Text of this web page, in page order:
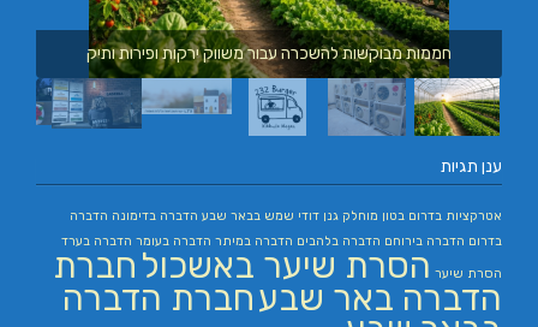
חממות מבוקשות להשכרה עבור משווק ירקות ופירות ותיק
ענן תגיות
אטרקציות בדרום בטון מוחלק גנן דודי שמש בבאר שבע הדברה בדימונה הדברה
בדרום הדברה בירוחם הדברה בלהבים הדברה במיתר הדברה בעומר הדברה בערד
הסרת שיער הסרת שיער באשכול חברת
הדברה באר שבעחברת הדברה